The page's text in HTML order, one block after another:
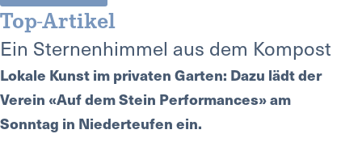
Top-Artikel
Ein Sternenhimmel aus dem Kompost
Lokale Kunst im privaten Garten: Dazu lädt der
Verein «Auf dem Stein Performances» am
Sonntag in Niederteufen ein.